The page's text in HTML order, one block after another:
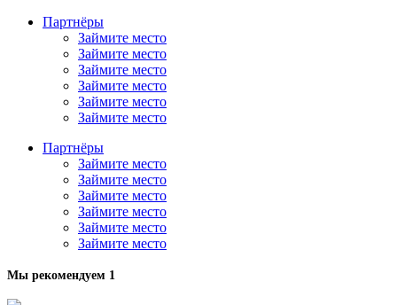
Партнёры
Займите место
Займите место
Займите место
Займите место
Займите место
Займите место
Партнёры
Займите место
Займите место
Займите место
Займите место
Займите место
Займите место
Мы рекомендуем 1